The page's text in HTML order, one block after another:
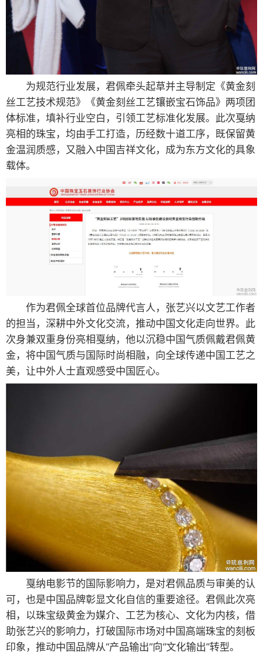
为规范行业发展，君佩牵头起草并主导制定《黄金刻
丝工艺技术规范》《黄金刻丝工艺镶嵌宝石饰品》两项团
体标准，填补行业空白，引领工艺标准化发展。此次戛纳
亮相的珠宝，均由手工打造，历经数十道工序，既保留黄
金温润质感，又融入中国吉祥文化，成为东方文化的具象
载体。
作为君佩全球首位品牌代言人，张艺兴以文艺工作者
的担当，深耕中外文化交流，推动中国文化走向世界。此
次身兼双重身份亮相戛纳，他以沉稳中国气质佩戴君佩黄
金，将中国气质与国际时尚相融，向全球传递中国工艺之
美，让中外人士直观感受中国匠心。
戛纳电影节的国际影响力，是对君佩品质与审美的认
可，也是中国品牌彰显文化自信的重要途径。君佩此次亮
相，以珠宝级黄金为媒介、工艺为核心、文化为内核，借
助张艺兴的影响力，打破国际市场对中国高端珠宝的刻板
印象，推动中国品牌从“产品输出”向“文化输出”转型。